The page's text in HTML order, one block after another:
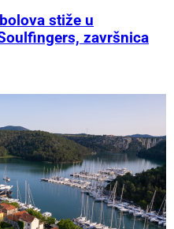
stiže u
završnica